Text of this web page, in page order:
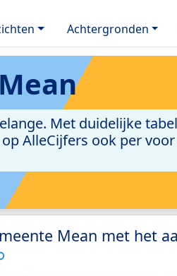
Achtergronden
Met duidelijke
AlleCijfers ook per
Mean met het